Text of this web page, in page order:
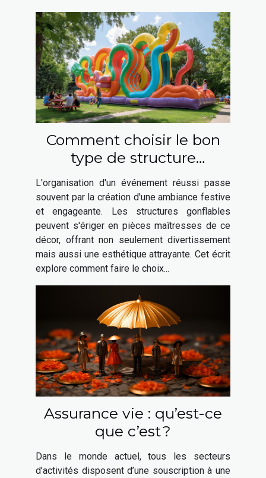
Comment choisir le bon
type de structure
gonflable pour votre
événement
L'organisation d'un événement réussi passe
souvent par la création d'une ambiance festive
et engageante. Les structures gonflables
peuvent s'ériger en pièces maîtresses de ce
décor, offrant non seulement divertissement
mais aussi une esthétique attrayante. Cet écrit
explore comment faire le choix...
Assurance vie : qu’est-ce
que c’est ?
Dans le monde actuel, tous les secteurs
d’activités disposent d’une souscription à une